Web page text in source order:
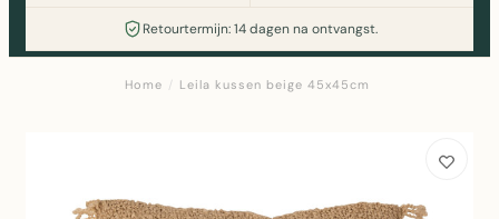
Retourtermijn: 14 dagen na ontvangst.
Home / Leila kussen beige 45x45cm